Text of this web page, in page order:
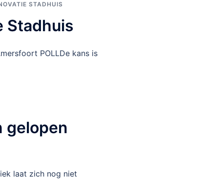
STADHUIS
Stadhuis
POLLDe kans is
gelopen
laat zich nog niet